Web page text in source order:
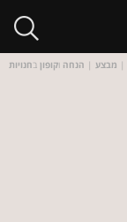
| מבצע | הנחה וקופון בחנויות